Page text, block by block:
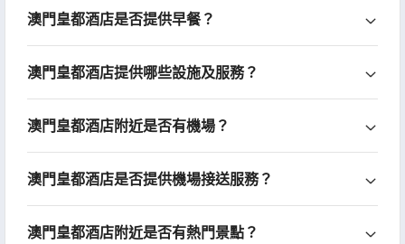
澳門皇都酒店是否提供早餐？
澳門皇都酒店提供哪些設施及服務？
澳門皇都酒店附近是否有機場？
澳門皇都酒店是否提供機場接送服務？
澳門皇都酒店附近是否有熱門景點？